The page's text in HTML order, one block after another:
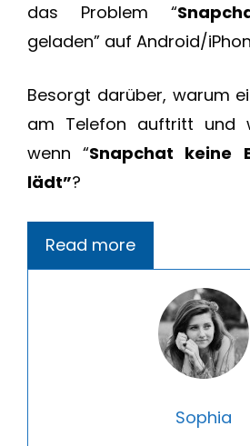
das Problem “
geladen” auf Android/
Besorgt darüber, warum
am Telefon auftritt und
wenn “Snapchat keine
lädt”?
Read more
Sophia